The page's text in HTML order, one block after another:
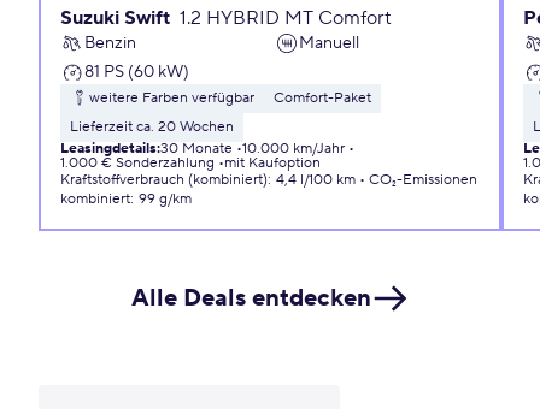
Suzuki Swift 1.2 HYBRID MT Comfort
Benzin
Manuell
81 PS (60 kW)
weitere Farben verfügbar
Comfort-Paket
Lieferzeit ca. 20 Wochen
Leasingdetails:30 Monate 10.000 km/Jahr
1.000 € Sonderzahlung
mit Kaufoption
Kraftstoffverbrauch (kombiniert): 4,4 l/100 km
CO₂-Emissionen
kombiniert: 99 g/km
Alle Deals entdecken